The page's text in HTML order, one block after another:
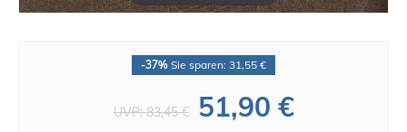
-37% Sie sparen: 31,55 €
UVP:83,45 € 51,90 €